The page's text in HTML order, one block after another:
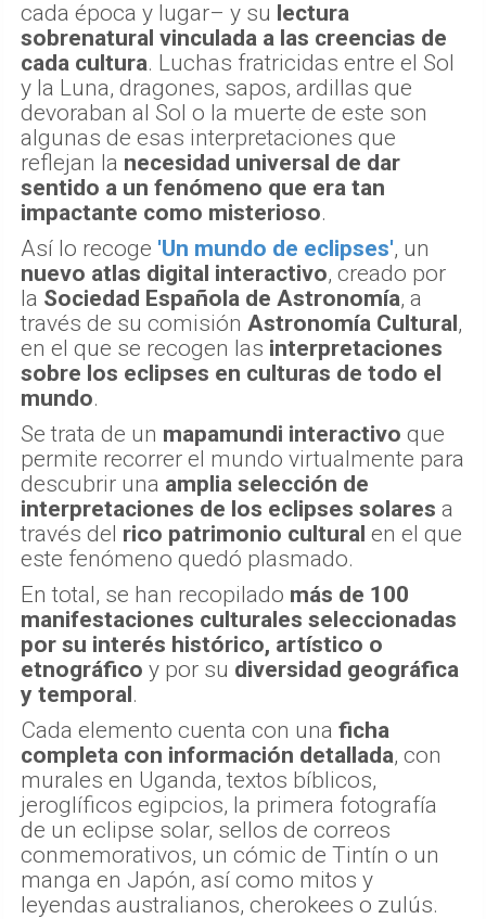
cada época y lugar– y su lectura
sobrenatural vinculada a las creencias de
cada cultura. Luchas fratricidas entre el Sol
y la Luna, dragones, sapos, ardillas que
devoraban al Sol o la muerte de este son
algunas de esas interpretaciones que
reflejan la necesidad universal de dar
sentido a un fenómeno que era tan
impactante como misterioso.
Así lo recoge 'Un mundo de eclipses', un
nuevo atlas digital interactivo, creado por
la Sociedad Española de Astronomía, a
través de su comisión Astronomía Cultural,
en el que se recogen las interpretaciones
sobre los eclipses en culturas de todo el
mundo.
Se trata de un mapamundi interactivo que
permite recorrer el mundo virtualmente para
descubrir una amplia selección de
interpretaciones de los eclipses solares a
través del rico patrimonio cultural en el que
este fenómeno quedó plasmado.
En total, se han recopilado más de 100
manifestaciones culturales seleccionadas
por su interés histórico, artístico o
etnográfico y por su diversidad geográfica
y temporal.
Cada elemento cuenta con una ficha
completa con información detallada, con
murales en Uganda, textos bíblicos,
jeroglíficos egipcios, la primera fotografía
de un eclipse solar, sellos de correos
conmemorativos, un cómic de Tintín o un
manga en Japón, así como mitos y
leyendas australianos, cherokees o zulús.